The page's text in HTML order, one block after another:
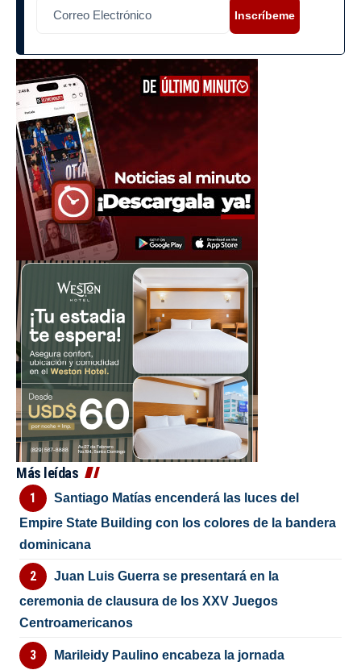
Inscríbeme
Más leídas
Santiago Matías encenderá las luces del
Empire State Building con los colores de la bandera
dominicana
Juan Luis Guerra se presentará en la
ceremonia de clausura de los XXV Juegos
Centroamericanos
Marileidy Paulino encabeza la jornada